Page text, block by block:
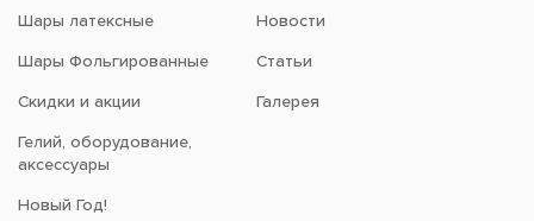
Шары латексные
Шары Фольгированные
Скидки и акции
Гелий, оборудование,
аксессуары
Новый Год!
Новости
Статьи
Галерея